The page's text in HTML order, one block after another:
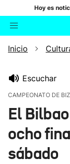
Hoy es
Buscador
Inicio
Escuchar
CAMPEONATO DE
El
ocho
sábado